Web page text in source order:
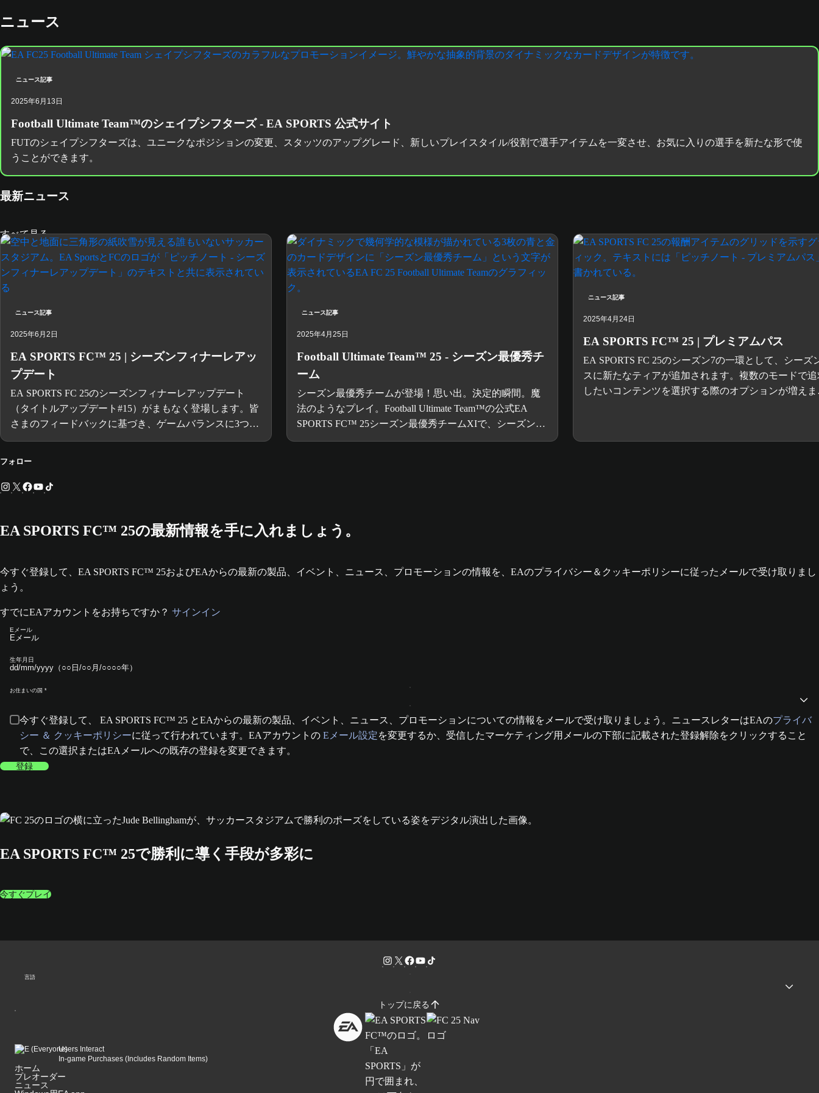
ニュース
ニュース記事
2025年6月13日
Football Ultimate Team™のシェイプシフターズ - EA SPORTS 公式サイト
FUTのシェイプシフターズは、ユニークなポジションの変更、スタッツのアップグレード、新しいプレイスタイル/役割で選手アイテムを一変させ、お気に入りの選手を新たな形で使
うことができます。
最新ニュース
すべて見る
ニュース記事
2025年6月2日
EA SPORTS FC™ 25 | シーズンフィナーレアッ
プデート
EA SPORTS FC 25のシーズンフィナーレアップデート
（タイトルアップデート#15）がまもなく登場します。皆
さまのフィードバックに基づき、ゲームバランスに3つの
調整を加え、Ultimate Teamとキャリアモードにアップデ
ニュース記事
2025年4月25日
Football Ultimate Team™ 25 - シーズン最優秀チ
ーム
シーズン最優秀チームが登場！思い出。決定的瞬間。魔
法のようなプレイ。Football Ultimate Team™の公式EA
SPORTS FC™ 25シーズン最優秀チームXIで、シーズンを
通してあらゆるストーリーを祝おう。
ニュース記事
2025年4月24日
EA SPORTS FC™ 25 | プレミアムパス
EA SPORTS FC 25のシーズン7の一環として、シーズ
スに新たなティアが追加されます。複数のモードで追
したいコンテンツを選択する際のオプションが増えま
フォロー
EA SPORTS FC™ 25の最新情報を手に入れましょう。
今すぐ登録して、EA SPORTS FC™ 25およびEAからの最新の製品、イベント、ニュース、プロモーションの情報を、EAのプライバシー＆クッキーポリシーに従ったメールで受け取りまし
ょう。
すでにEAアカウントをお持ちですか？ サインイン
Eメール
生年月日
お住まいの国
今すぐ登録して、 EA SPORTS FC™ 25 とEAからの最新の製品、イベント、ニュース、プロモーションについての情報をメールで受け取りましょう。ニュースレターはEAのプライバ
シー ＆ クッキーポリシーに従って行われています。EAアカウントの Eメール設定を変更するか、受信したマーケティング用メールの下部に記載された登録解除をクリックすること
で、この選択またはEAメールへの既存の登録を変更できます。
登録
EA SPORTS FC™ 25で勝利に導く手段が多彩に
今すぐプレイ
言語
トップに戻る
Users Interact
In-game Purchases (Includes Random Items)
ホーム
プレオーダー
ニュース